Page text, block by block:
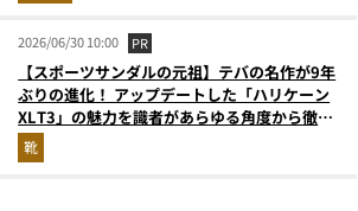
2026/06/30 10:00 PR
【スポーツサンダルの元祖】テバの名作が9年
ぶりの進化！ アップデートした「ハリケーン
XLT3」の魅力を識者があらゆる角度から徹底
解説！
靴